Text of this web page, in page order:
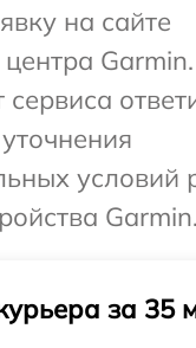
на сайте
Garmin.
сервиса
условий
Garmin.
за 35